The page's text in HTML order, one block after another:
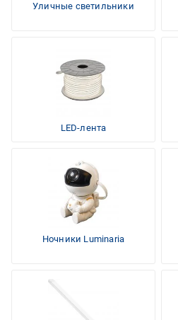
Уличные светильники
LED-лента
Ночники Luminaria